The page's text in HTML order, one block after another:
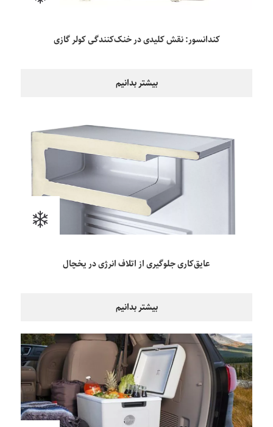
کندانسور: نقش کلیدی در خنک‌کنندگی کولر گازی
بیشتر بدانیم
عایق‌کاری جلوگیری از اتلاف انرژی در یخچال
بیشتر بدانیم